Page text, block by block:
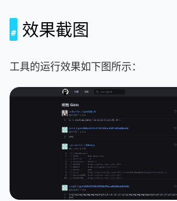
效果截图
工具的运行效果如下图所示：